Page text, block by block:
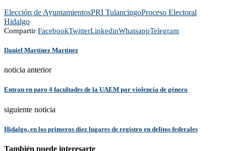
Elección de AyuntamientosPRI TulancingoProceso Electoral
Hidalgo
Compartir FacebookTwitterLinkedinWhatsappTelegram
Daniel Martínez Martínez
noticia anterior
Entran en paro 4 facultades de la UAEM por violencia de género
siguiente noticia
Hidalgo, en los primeros diez lugares de registro en delitos federales
También puede interesarte